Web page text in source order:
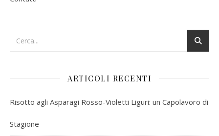
ARTICOLI RECENTI
Risotto agli Asparagi Rosso-Violetti Liguri: un Capolavoro di
Stagione